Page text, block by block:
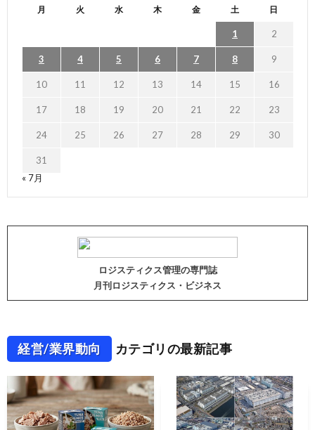
月 火 水 木 金 土 日
1 2
3 4 5 6 7 8 9
10 11 12 13 14 15 16
17 18 19 20 21 22 23
24 25 26 27 28 29 30
31
« 7月
ロジスティクス管理の専門誌
月刊ロジスティクス・ビジネス
経営/業界動向 カテゴリの最新記事